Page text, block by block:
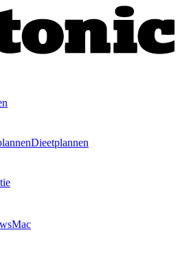
Dieetplannen
Mac